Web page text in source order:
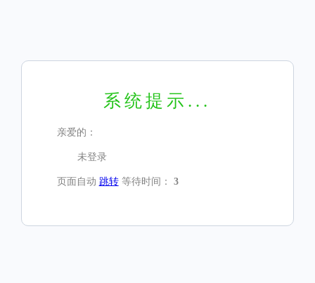
系统提示...
亲爱的：
未登录
页面自动 跳转等待时间： 3